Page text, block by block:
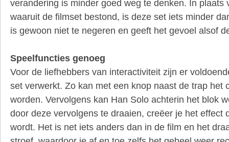
verandering is minder goed weg te denken. In plaats
waaruit de filmset bestond, is deze set iets minder
is gewoon niet te negeren en geeft het gevoel alsof
Speelfuncties genoeg
Voor de liefhebbers van interactiviteit zijn er
set verwerkt. Zo kan met een knop naast de trap het
worden. Vervolgens kan Han Solo achterin het blok
door deze vervolgens te draaien, creëer je het effect
wordt. Het is net iets anders dan in de film en het